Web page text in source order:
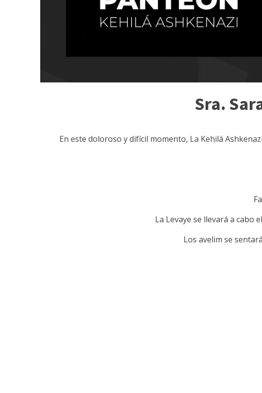
Sra.
En este doloroso y difícil momento, La Kehilá
La Levaye se llevará a cabo
Los avelim se